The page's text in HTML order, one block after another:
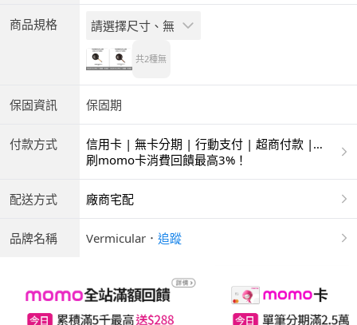
商品規格 請選擇尺寸、無
共2種無
保固資訊 保固期
付款方式
信用卡 | 無卡分期 | 行動支付 | 超商付款 |
ATM | 銀聯卡
刷momo卡消費回饋最高3%！
配送方式 廠商宅配
品牌名稱 Vermicular ． 追蹤